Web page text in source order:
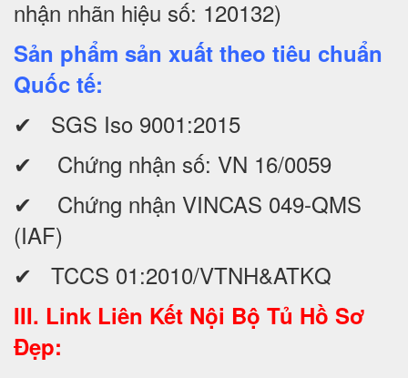
nhận nhãn hiệu số: 120132)
Sản phẩm sản xuất theo tiêu chuẩn
Quốc tế:
✔ SGS Iso 9001:2015
✔ Chứng nhận số: VN 16/0059
✔ Chứng nhận VINCAS 049-QMS
(IAF)
✔ TCCS 01:2010/VTNH&ATKQ
III. Link Liên Kết Nội Bộ Tủ Hồ Sơ
Đẹp: